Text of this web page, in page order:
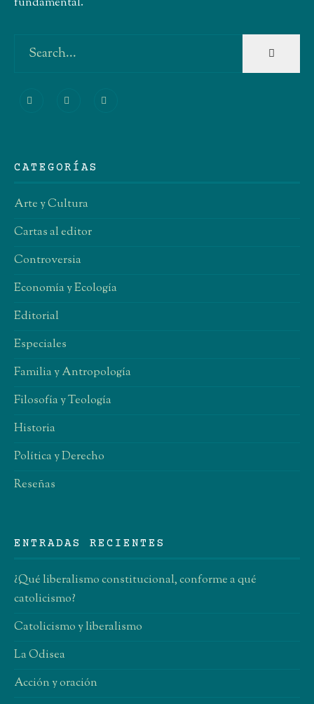
CATEGORÍAS
Arte y Cultura
Cartas al editor
Controversia
Economía y Ecología
Editorial
Especiales
Familia y Antropología
Filosofía y Teología
Historia
Política y Derecho
Reseñas
ENTRADAS RECIENTES
¿Qué liberalismo constitucional, conforme a qué
catolicismo?
Catolicismo y liberalismo
La Odisea
Acción y oración